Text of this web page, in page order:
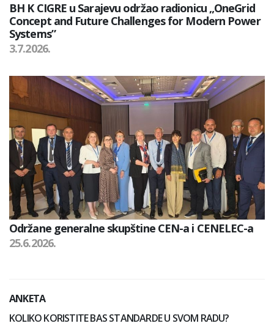
BH K CIGRE u Sarajevu održao radionicu „OneGrid
Concept and Future Challenges for Modern Power
Systems”
3.7.2026.
Održane generalne skupštine CEN-a i CENELEC-a
25.6.2026.
ANKETA
KOLIKO KORISTITE BAS STANDARDE U SVOM RADU?